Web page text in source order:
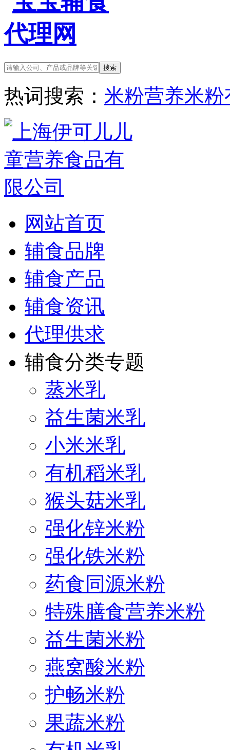
热词搜索： 米粉营养米粉
网站首页
辅食品牌
辅食产品
辅食资讯
代理供求
辅食分类专题
蒸米乳
益生菌米乳
小米米乳
有机稻米乳
猴头菇米乳
强化锌米粉
强化铁米粉
药食同源米粉
特殊膳食营养米粉
益生菌米粉
燕窝酸米粉
护畅米粉
果蔬米粉